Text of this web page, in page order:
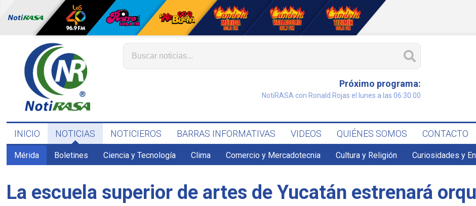
Próximo programa:
NotiRASA con Ronald Rojas el lunes a las 06:30:00
INICIO NOTICIAS NOTICIEROS BARRAS INFORMATIVAS VIDEOS QUIÉNES SOMOS CONTACTO
Mérida Boletines Ciencia y Tecnología Clima Comercio y Mercadotecnia Cultura y Religión Curiosidades y
La escuela superior de artes de Yucatán estrenará